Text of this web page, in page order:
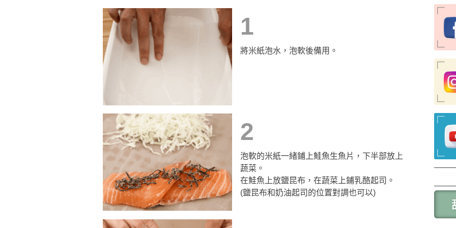
1
將米紙泡水，泡軟後備用。
2
泡軟的米紙一緒鋪上鮭魚生魚片，下半部放上
蔬菜。
在鮭魚上放鹽昆布，在蔬菜上鋪乳酪起司。
(鹽昆布和奶油起司的位置對調也可以)